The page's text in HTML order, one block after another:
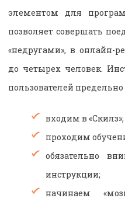
элементом для
позволяет совершать
«недругами», в онлайн-
до четырех человек.
пользователей предельно
входим в «Скилз»;
проходим
обязательно
инструкции;
начинаем